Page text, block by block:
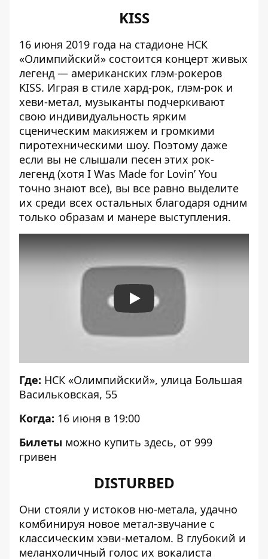
KISS
16 июня 2019 года на стадионе НСК
«Олимпийский» состоится концерт живых
легенд — американских глэм-рокеров
KISS. Играя в стиле хард-рок, глэм-рок и
хеви-метал, музыканты подчеркивают
свою индивидуальность ярким
сценическим макияжем и громкими
пиротехническими шоу. Поэтому даже
если вы не слышали песен этих рок-
легенд (хотя I Was Made for Lovin’ You
точно знают все), вы все равно выделите
их среди всех остальных благодаря одним
только образам и манере выступления.
Play
Где: НСК «Олимпийский», улица Большая
Васильковская, 55
Когда: 16 июня в 19:00
Билеты можно купить здесь, от 999
гривен
DISTURBED
Они стояли у истоков ню-метала, удачно
комбинируя новое метал-звучание с
классическим хэви-металом. В глубокий и
меланхоличный голос их вокалиста